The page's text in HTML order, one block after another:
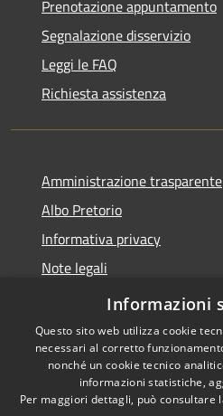
Prenotazione appuntamento
Segnalazione disservizio
Leggi le FAQ
Richiesta assistenza
Amministrazione trasparente
Albo Pretorio
Informativa privacy
Note legali
Dichiarazione di accessibilità
Accessibilità
Informazioni
Questo sito web utilizza cookie
necessari al corretto
nonché un cookie tecnico
informazioni statistiche,
Per maggiori dettagli, può consultare